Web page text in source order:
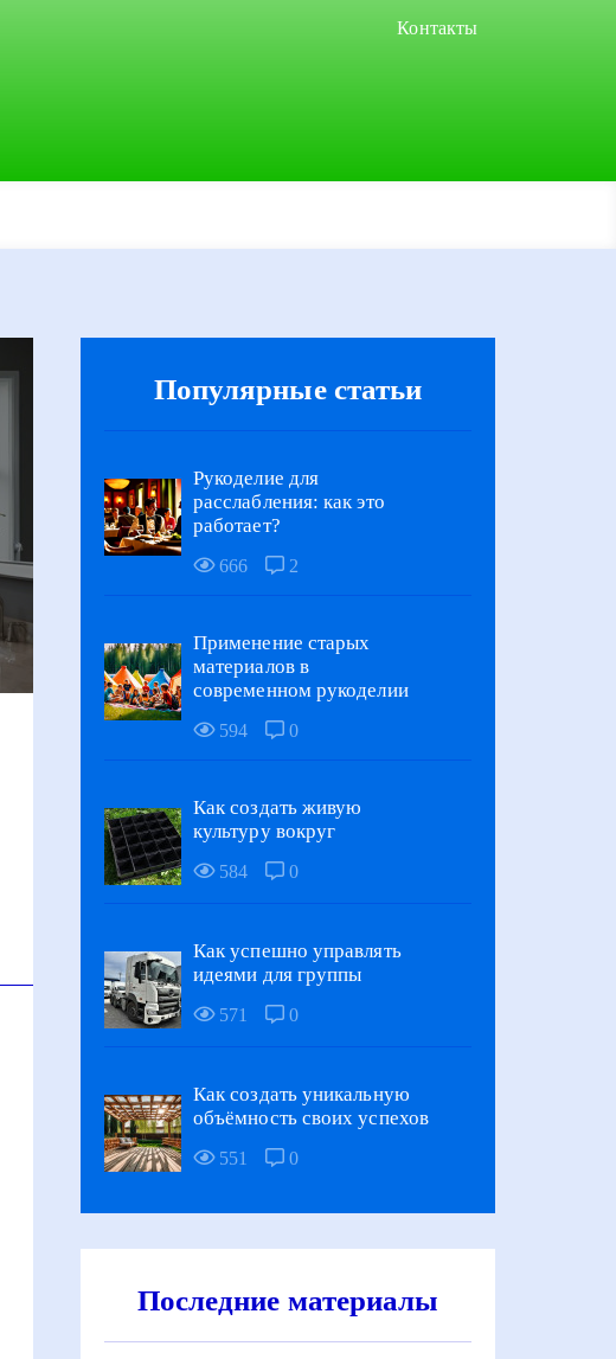
Контакты
Популярные статьи
Рукоделие для
расслабления: как это
работает?
666 2
Применение старых
материалов в
современном рукоделии
594 0
Как создать живую
культуру вокруг
584 0
Как успешно управлять
идеями для группы
571 0
Как создать уникальную
объёмность своих успехов
551 0
Последние материалы